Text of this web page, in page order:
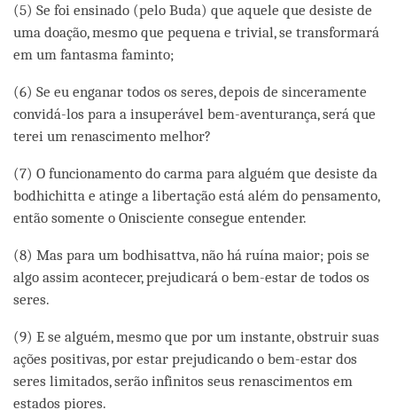
(5) Se foi ensinado (pelo Buda) que aquele que desiste de
uma doação, mesmo que pequena e trivial, se transformará
em um fantasma faminto;
(6) Se eu enganar todos os seres, depois de sinceramente
convidá-los para a insuperável bem-aventurança, será que
terei um renascimento melhor?
(7) O funcionamento do carma para alguém que desiste da
bodhichitta e atinge a libertação está além do pensamento,
então somente o Onisciente consegue entender.
(8) Mas para um bodhisattva, não há ruína maior; pois se
algo assim acontecer, prejudicará o bem-estar de todos os
seres.
(9) E se alguém, mesmo que por um instante, obstruir suas
ações positivas, por estar prejudicando o bem-estar dos
seres limitados, serão infinitos seus renascimentos em
estados piores.